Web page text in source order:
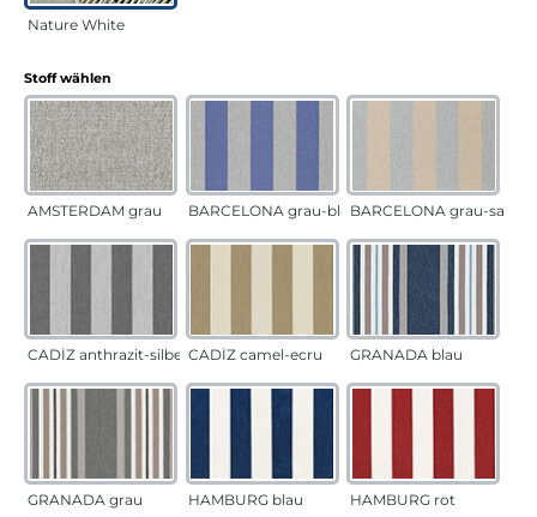
Nature White
Stoff wählen
AMSTERDAM grau BARCELONA grau-blauBARCELONA grau-sand
CADÍZ anthrazit-silber CADÍZ camel-ecru GRANADA blau
GRANADA grau HAMBURG blau HAMBURG rot